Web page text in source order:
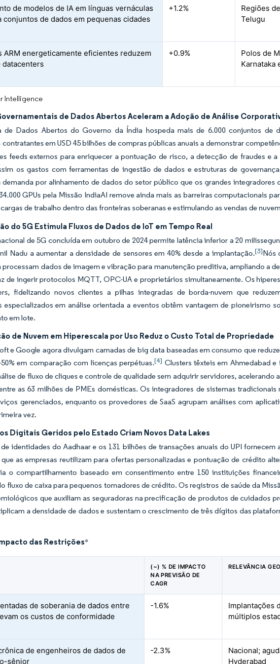
de modelos de IA em línguas vernáculas
conjuntos de dados em pequenas cidades
+1.2%
Regiões
Telugu
ARM energeticamente eficientes reduzem
datacenters
+0.9%
Polos de
Karnataka
Intelligence
de Dados Abertos Aceleram a Adoção de Análise
de Dados Abertos do Governo da Índia hospeda mais de 6.000 conjuntos de
em USD 45 bilhões de compras públicas anuais a demonstrar
feeds externos para enriquecer a pontuação de risco, a detecção de fraudes e
os gastos com ferramentas de ingestão de dados e estruturas de
por alinhamento de dados do setor público que os grandes integradores
GPUs pela Missão IndiaAI remove ainda mais as barreiras computacionais
de trabalho dentro das fronteiras soberanas e estimulando as vendas de
do 5G Estimula Fluxos de Dados de IoT em Tempo Real
de 5G concluída em outubro de 2024 permite latência inferior a 20
Nadu a aumentar a densidade de sensores em 40% desde a implantação.[3]Nós
processam dados de imagem e vibração para manutenção preditiva, ampliando a
de ingerir protocolos MQTT, OPC-UA e proprietários simultaneamente. Os
fidelizando novos clientes a pilhas integradas de borda-nuvem que
especializados em análise orientada a eventos obtêm vantagem de pioneirismo
em lote.
de Nuvem em Hiperescala por Uso Reduz o Custo Total de Propriedade
e Google agora divulgam camadas de big data baseadas em consumo que
em comparação com licenças perpétuas.[4] Clusters têxteis em Ahmedabad
de fluxo de cliques e controle de qualidade sem adquirir servidores, acelerando
as 63 milhões de PMEs domésticas. Os integradores de sistemas
gerenciados, enquanto os provedores de SaaS agrupam análises com
vez.
Digitais Geridos pelo Estado Criam Novos Data Lakes
identidades do Aadhaar e os 131 bilhões de transações anuais do UPI
as empresas reutilizam para ofertas personalizadas e pontuação de crédito
o compartilhamento baseado em consentimento entre 150 instituições
fluxo de caixa para pequenos tomadores de crédito. Os registros de saúde da
que auxiliam as seguradoras na precificação de produtos de cuidados
a densidade de dados e sustentam o crescimento de três dígitos das
das Restrições*
(~) % DE IMPACTO
NA PREVISÃO DE
CAGR
RELEVÂNCIA
de soberania de dados entre
os custos de conformidade
-1.6%
Implantações
múltiplos
de engenheiros de dados de
sênior
-2.3%
Nacional;
Hyderabad